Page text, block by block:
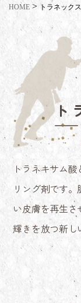
HOME > トラネック
ト
トラネキサム
リング剤です
い皮膚を再生さ
輝きを放つ新し